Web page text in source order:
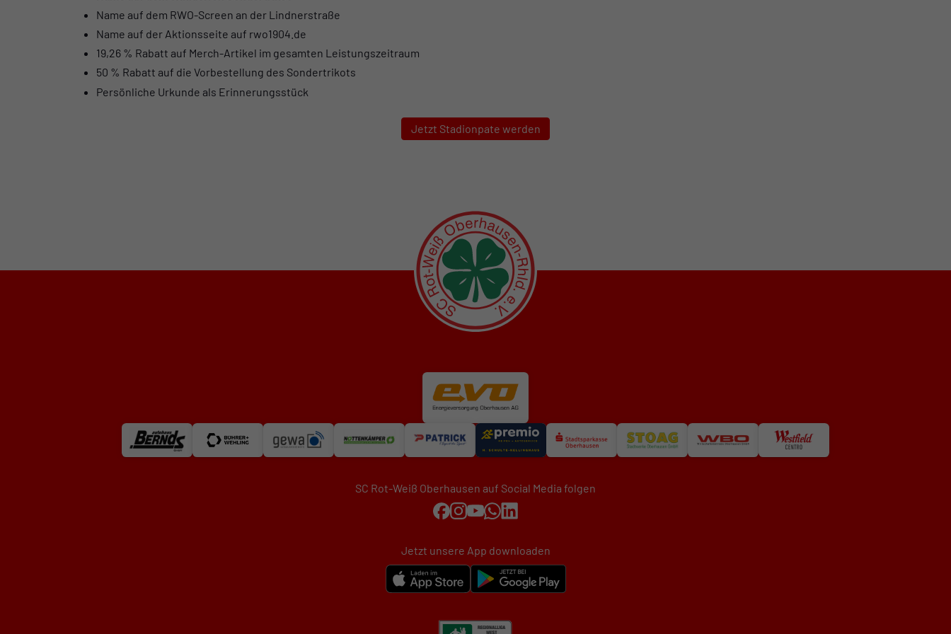
Name auf dem RWO-Screen an der Lindnerstraße
Name auf der Aktionsseite auf rwo1904.de
19,26 % Rabatt auf Merch-Artikel im gesamten Leistungszeitraum
50 % Rabatt auf die Vorbestellung des Sondertrikots
Persönliche Urkunde als Erinnerungsstück
Jetzt Stadionpate werden
SC Rot-Weiß Oberhausen auf Social Media folgen
Jetzt unsere App downloaden